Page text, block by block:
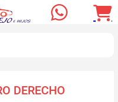
DERECHO